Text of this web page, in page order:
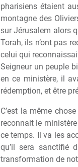
pharisiens étaient
montagne des
sur Jérusalem alors
Torah, ils n’ont pas
celui qui
Seigneur un peuple
en ce ministère, il
rédemption, et être
C’est la même chose
reconnait le ministè
ce temps. Il va les
qu’il sera sanctifié
transformation de